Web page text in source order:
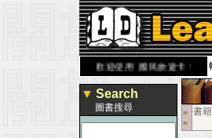
歡迎使用 國民旅遊卡！！
▼ Search
圖書搜尋
■
■
書